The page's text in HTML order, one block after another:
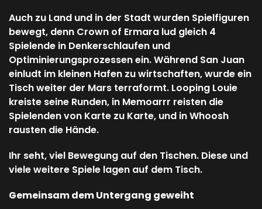
Auch zu Land und in der Stadt wurden Spielfiguren
bewegt, denn Crown of Ermara lud gleich 4
Spielende in Denkerschlaufen und
Optiminierungsprozessen ein. Während San Juan
einludt im kleinen Hafen zu wirtschaften, wurde ein
Tisch weiter der Mars terraformt. Looping Louie
kreiste seine Runden, in Memoarrr reisten die
Spielenden von Karte zu Karte, und in Whoosh
rausten die Hände.
Ihr seht, viel Bewegung auf den Tischen. Diese und
viele weitere Spiele lagen auf dem Tisch.
Gemeinsam dem Untergang geweiht